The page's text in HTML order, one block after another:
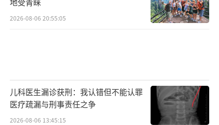
2026-08-06 20:55:05
儿科医生漏诊获刑：我认错但不能认罪
医疗疏漏与刑事责任之争
2026-08-06 13:45:15